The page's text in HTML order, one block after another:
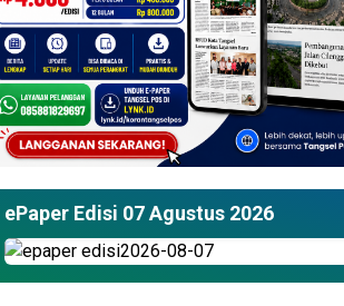
ePaper Edisi 07 Agustus 2026